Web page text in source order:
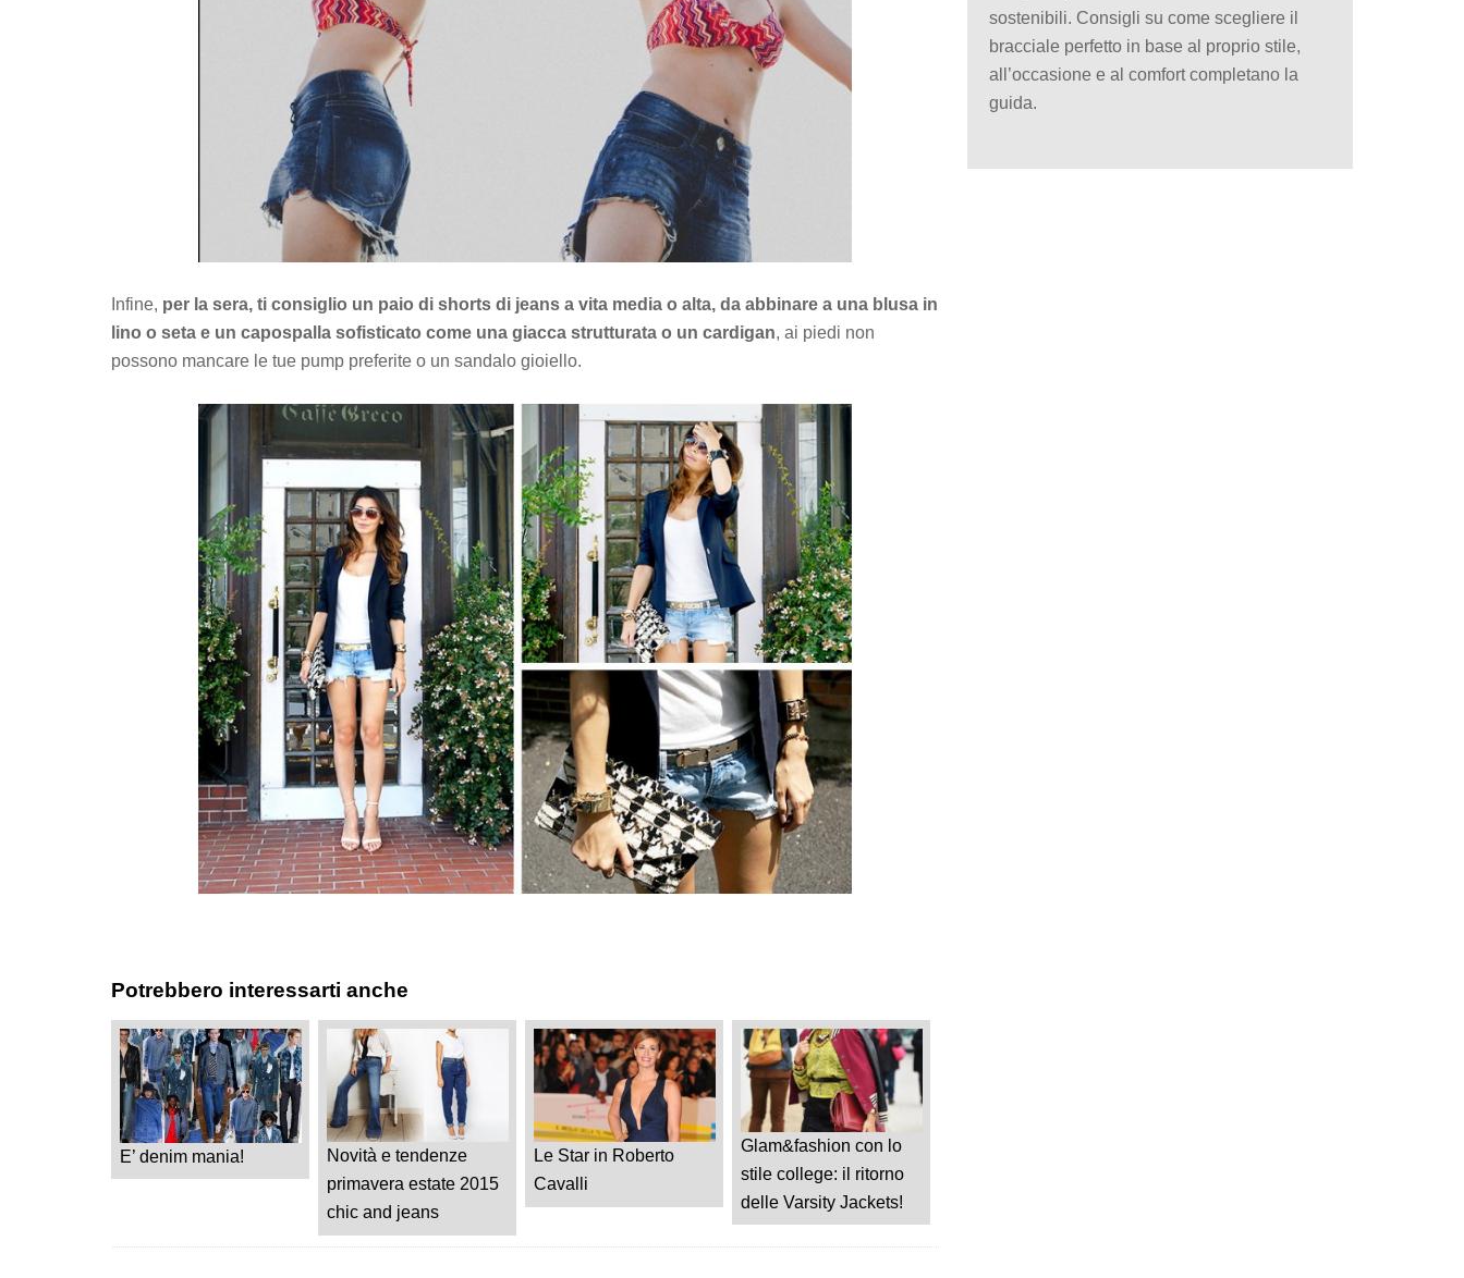
Infine, per la sera, ti consiglio un paio di shorts di jeans a vita media o alta, da abbinare a una blusa in
lino o seta e un capospalla sofisticato come una giacca strutturata o un cardigan, ai piedi non
possono mancare le tue pump preferite o un sandalo gioiello.
Potrebbero interessarti anche
E’ denim mania!
Novità e tendenze
primavera estate 2015
chic and jeans
Le Star in Roberto
Cavalli
Glam&fashion con lo
stile college: il ritorno
delle Varsity Jackets!
sostenibili. Consigli su come scegliere il
bracciale perfetto in base al proprio stile,
all’occasione e al comfort completano la
guida.